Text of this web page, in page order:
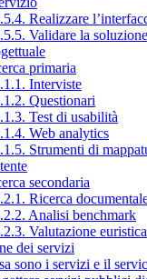
Realizzare
Validare la
primaria
Interviste
Questionari
Test di usabilità
Web analytics
Strumenti di
secondaria
Ricerca
Analisi benchmark
Valutazione euristica
dei servizi
sono i servizi e il